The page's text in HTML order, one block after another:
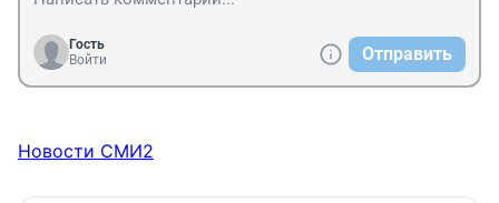
Гость
Войти
Отправить
Новости СМИ2